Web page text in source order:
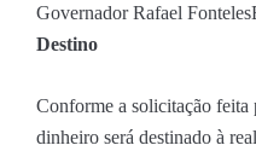
Governador Rafael Fonteles
Destino
Conforme a solicitação
dinheiro será destinado à